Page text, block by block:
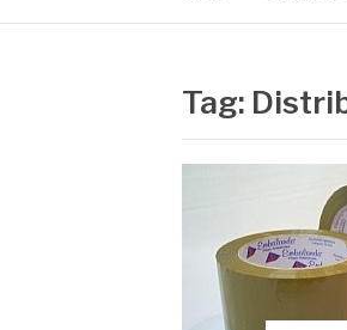
Tag: